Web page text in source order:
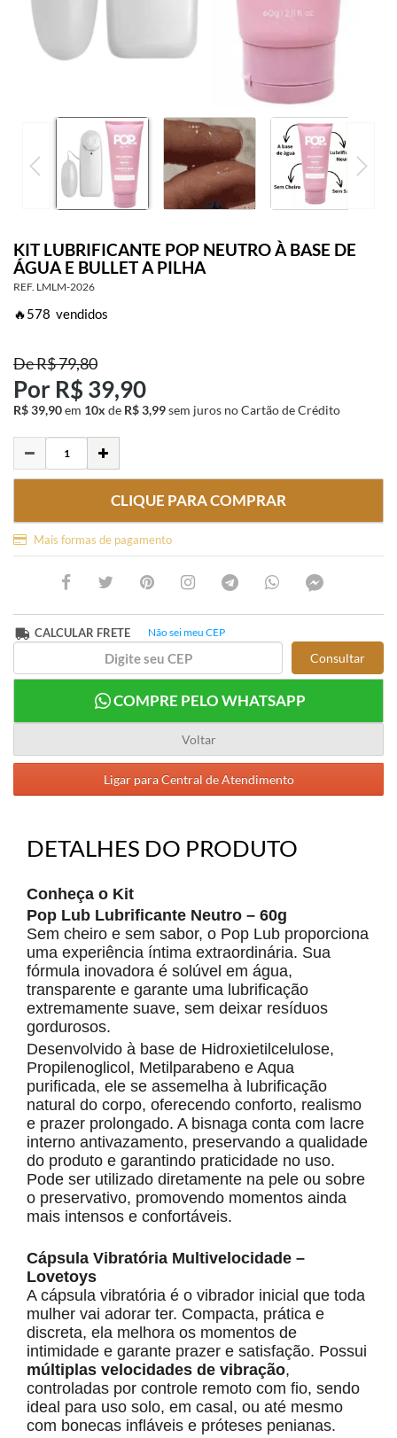
SAÚDE ÍNTIMA
BRINCADEIRAS
INFORMAÇÕES
KIT LUBRIFICANTE POP NEUTRO À BASE DE
ÁGUA E BULLET A PILHA
REF. LMLM-2026
🔥578 vendidos
DeR$ 79,80
Por R$ 39,90
R$ 39,90em 10x de R$ 3,99sem juros no Cartão de Crédito
CLIQUE PARA COMPRAR
Mais formas de pagamento
CALCULAR FRETE Não sei meu CEP
Consultar
COMPRE PELO WHATSAPP
Voltar
Ligar para Central de Atendimento
DETALHES DO PRODUTO
Conheça o Kit
Pop Lub Lubrificante Neutro – 60g
Sem cheiro e sem sabor, o Pop Lub proporciona
uma experiência íntima extraordinária. Sua
fórmula inovadora é solúvel em água,
transparente e garante uma lubrificação
extremamente suave, sem deixar resíduos
gordurosos.
Desenvolvido à base de Hidroxietilcelulose,
Propilenoglicol, Metilparabeno e Aqua
purificada, ele se assemelha à lubrificação
natural do corpo, oferecendo conforto, realismo
e prazer prolongado. A bisnaga conta com lacre
interno antivazamento, preservando a qualidade
do produto e garantindo praticidade no uso.
Pode ser utilizado diretamente na pele ou sobre
o preservativo, promovendo momentos ainda
mais intensos e confortáveis.
Cápsula Vibratória Multivelocidade –
Lovetoys
A cápsula vibratória é o vibrador inicial que toda
mulher vai adorar ter. Compacta, prática e
discreta, ela melhora os momentos de
intimidade e garante prazer e satisfação. Possui
múltiplas velocidades de vibração,
controladas por controle remoto com fio, sendo
ideal para uso solo, em casal, ou até mesmo
com bonecas infláveis e próteses penianas.